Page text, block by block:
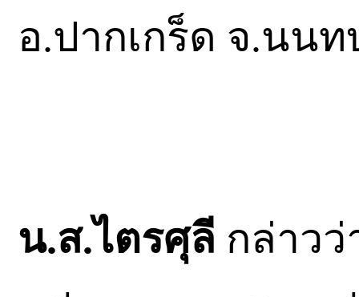
อ.ปากเกร็ด จ.นนท
น.ส.ไตรศุลี กล่าว